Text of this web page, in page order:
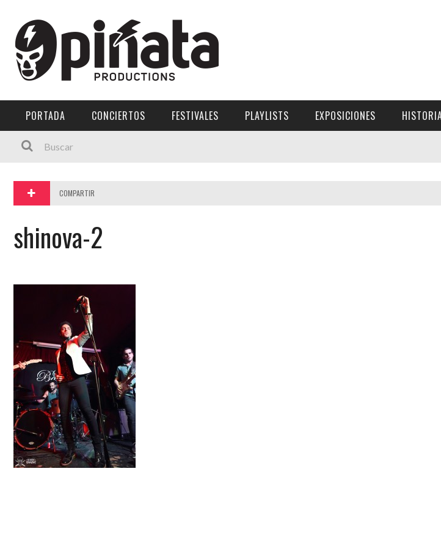
Menú Principal
PORTADA
FESTIVALES
EXPOSICIONES
HISTORIAS
PORTADA CONCIERTOS FESTIVALES PLAYLISTS EXPOSICIONES
COMPARTIR
shinova-2